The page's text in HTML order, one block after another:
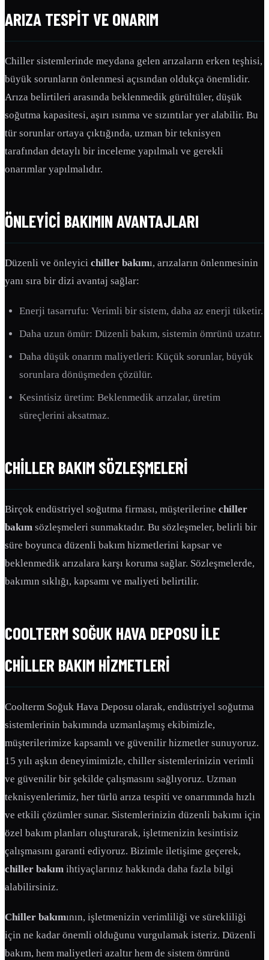
ARIZA TESPIT VE ONARIM
Chiller sistemlerinde meydana gelen arızaların erken teşhisi,
büyük sorunların önlenmesi açısından oldukça önemlidir.
Arıza belirtileri arasında beklenmedik gürültüler, düşük
soğutma kapasitesi, aşırı ısınma ve sızıntılar yer alabilir. Bu
tür sorunlar ortaya çıktığında, uzman bir teknisyen
tarafından detaylı bir inceleme yapılmalı ve gerekli
onarımlar yapılmalıdır.
ÖNLEYICI BAKIMIN AVANTAJLARI
Düzenli ve önleyici chiller bakımı, arızaların önlenmesinin
yanı sıra bir dizi avantaj sağlar:
Enerji tasarrufu: Verimli bir sistem, daha az enerji tüketir.
Daha uzun ömür: Düzenli bakım, sistemin ömrünü uzatır.
Daha düşük onarım maliyetleri: Küçük sorunlar, büyük
sorunlara dönüşmeden çözülür.
Kesintisiz üretim: Beklenmedik arızalar, üretim
süreçlerini aksatmaz.
CHILLER BAKIM SÖZLEŞMELERI
Birçok endüstriyel soğutma firması, müşterilerine chiller
bakım sözleşmeleri sunmaktadır. Bu sözleşmeler, belirli bir
süre boyunca düzenli bakım hizmetlerini kapsar ve
beklenmedik arızalara karşı koruma sağlar. Sözleşmelerde,
bakımın sıklığı, kapsamı ve maliyeti belirtilir.
COOLTERM SOĞUK HAVA DEPOSU ILE
CHILLER BAKIM HIZMETLERI
Coolterm Soğuk Hava Deposu olarak, endüstriyel soğutma
sistemlerinin bakımında uzmanlaşmış ekibimizle,
müşterilerimize kapsamlı ve güvenilir hizmetler sunuyoruz.
15 yılı aşkın deneyimimizle, chiller sistemlerinizin verimli
ve güvenilir bir şekilde çalışmasını sağlıyoruz. Uzman
teknisyenlerimiz, her türlü arıza tespiti ve onarımında hızlı
ve etkili çözümler sunar. Sistemlerinizin düzenli bakımı için
özel bakım planları oluşturarak, işletmenizin kesintisiz
çalışmasını garanti ediyoruz. Bizimle iletişime geçerek,
chiller bakım ihtiyaçlarınız hakkında daha fazla bilgi
alabilirsiniz.
Chiller bakımının, işletmenizin verimliliği ve sürekliliği
için ne kadar önemli olduğunu vurgulamak isteriz. Düzenli
bakım, hem maliyetleri azaltır hem de sistem ömrünü